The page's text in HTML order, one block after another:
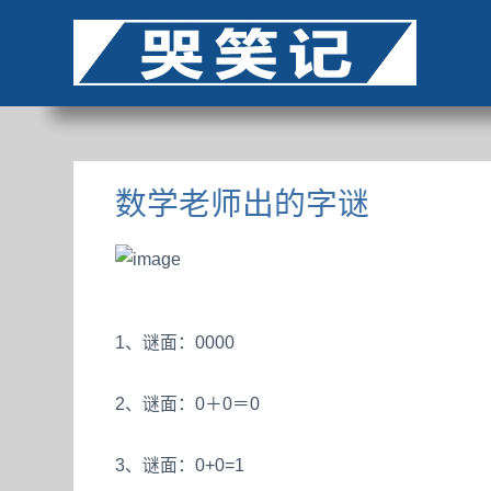
数学老师出的字谜
1、谜面：0000
2、谜面：0＋0＝0
3、谜面：0+0=1